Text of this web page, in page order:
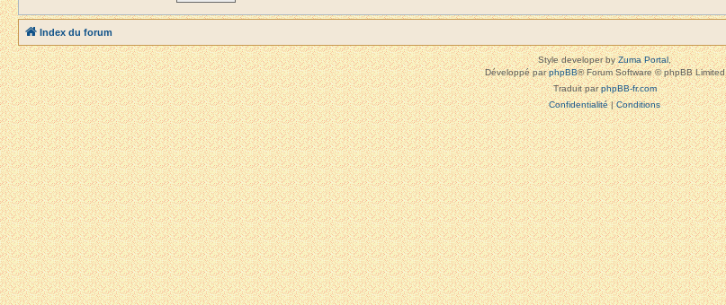
Index du forum
Style developer byZuma Portal,
Développé parphpBB® Forum Software © phpBB Limited
Traduit parphpBB-fr.com
Confidentialité|Conditions